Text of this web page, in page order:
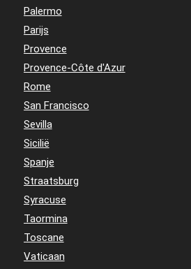
Palermo
Parijs
Provence
Provence-Côte d'Azur
Rome
San Francisco
Sevilla
Sicilië
Spanje
Straatsburg
Syracuse
Taormina
Toscane
Vaticaan